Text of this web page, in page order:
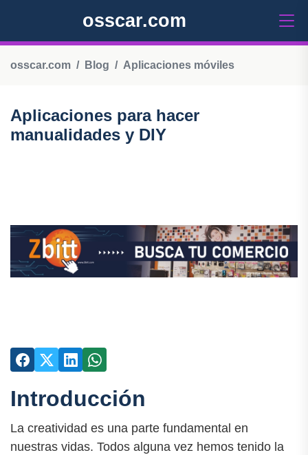
osscar.com
osscar.com Blog Aplicaciones móviles
Aplicaciones para hacer
manualidades y DIY
Introducción
La creatividad es una parte fundamental en
nuestras vidas. Todos alguna vez hemos tenido la